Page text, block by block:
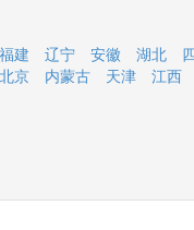
福建 辽宁 安徽 湖北
北京 内蒙古 天津 江西